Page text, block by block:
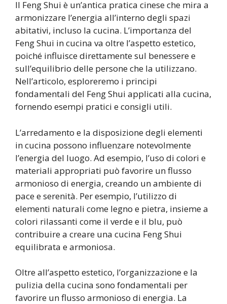
Il Feng Shui è un’antica pratica cinese che mira a
armonizzare l’energia all’interno degli spazi
abitativi, incluso la cucina. L’importanza del
Feng Shui in cucina va oltre l’aspetto estetico,
poiché influisce direttamente sul benessere e
sull’equilibrio delle persone che la utilizzano.
Nell’articolo, esploreremo i principi
fondamentali del Feng Shui applicati alla cucina,
fornendo esempi pratici e consigli utili.
L’arredamento e la disposizione degli elementi
in cucina possono influenzare notevolmente
l’energia del luogo. Ad esempio, l’uso di colori e
materiali appropriati può favorire un flusso
armonioso di energia, creando un ambiente di
pace e serenità. Per esempio, l’utilizzo di
elementi naturali come legno e pietra, insieme a
colori rilassanti come il verde e il blu, può
contribuire a creare una cucina Feng Shui
equilibrata e armoniosa.
Oltre all’aspetto estetico, l’organizzazione e la
pulizia della cucina sono fondamentali per
favorire un flusso armonioso di energia. La